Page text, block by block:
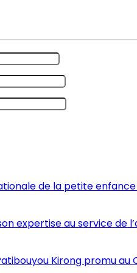
de la petite
expertise au service de
Kirong promu au